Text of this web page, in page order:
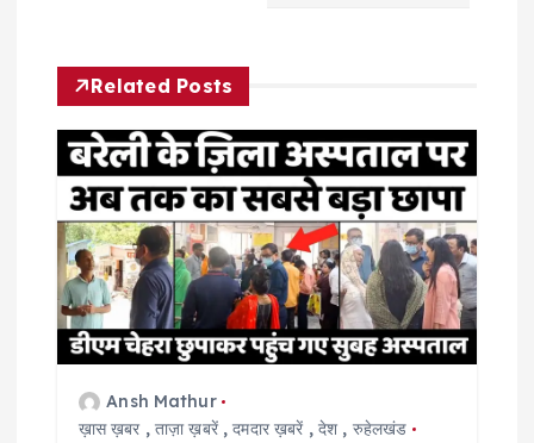
v
g
a
t
Related Posts
Ansh Mathur
ख़ास ख़बर ,ताज़ा ख़बरें,दमदार ख़बरें , देश , रुहेलखंड